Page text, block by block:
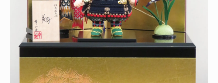
厄除けの意味を持つ五月人形の選定基準
鎧と兜の違いを知りお祝いを深める
鎧と兜の役割や違いをやさしく解説
全身を守る鎧と頭部の兜の象徴的意味
五月人形における鎧飾りと兜飾りの違い